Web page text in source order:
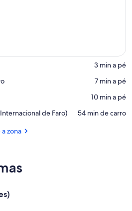
‪3 min a pé‬
‪7 min a pé‬
‪10 min a pé‬
de Faro)
‪54 min de carro‬
zona